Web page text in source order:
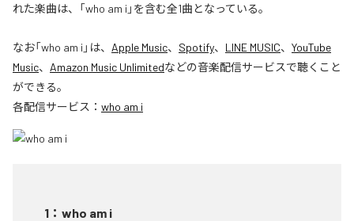
れた楽曲は、「who am i」を含む全1曲となっている。
なお「who am i 」は、 Apple Music、 Spotify、 LINE MUSIC、 YouTube
Music、 Amazon Music Unlimitedなどの音楽配信サービスで聴くこと
ができる。
各配信サービス： who am i
1 ： who am i